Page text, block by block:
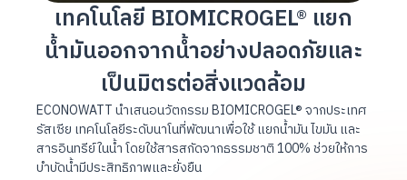
เทคโนโลยี BIOMICROGEL® แยก
น้ำมันออกจากน้ำอย่างปลอดภัยและ
เป็นมิตรต่อสิ่งแวดล้อม
ECONOWATTนำเสนอนวัตกรรมBIOMICROGEL®จากประเทศ
รัสเซีย เทคโนโลยีระดับนาโนที่พัฒนาเพื่อใช้ แยกน้ำมัน ไขมันและ
สารอินทรีย์ในน้ำโดยใช้สารสกัดจากธรรมชาติ 100%ช่วยให้การ
บำบัดน้ำมีประสิทธิภาพและยั่งยืน